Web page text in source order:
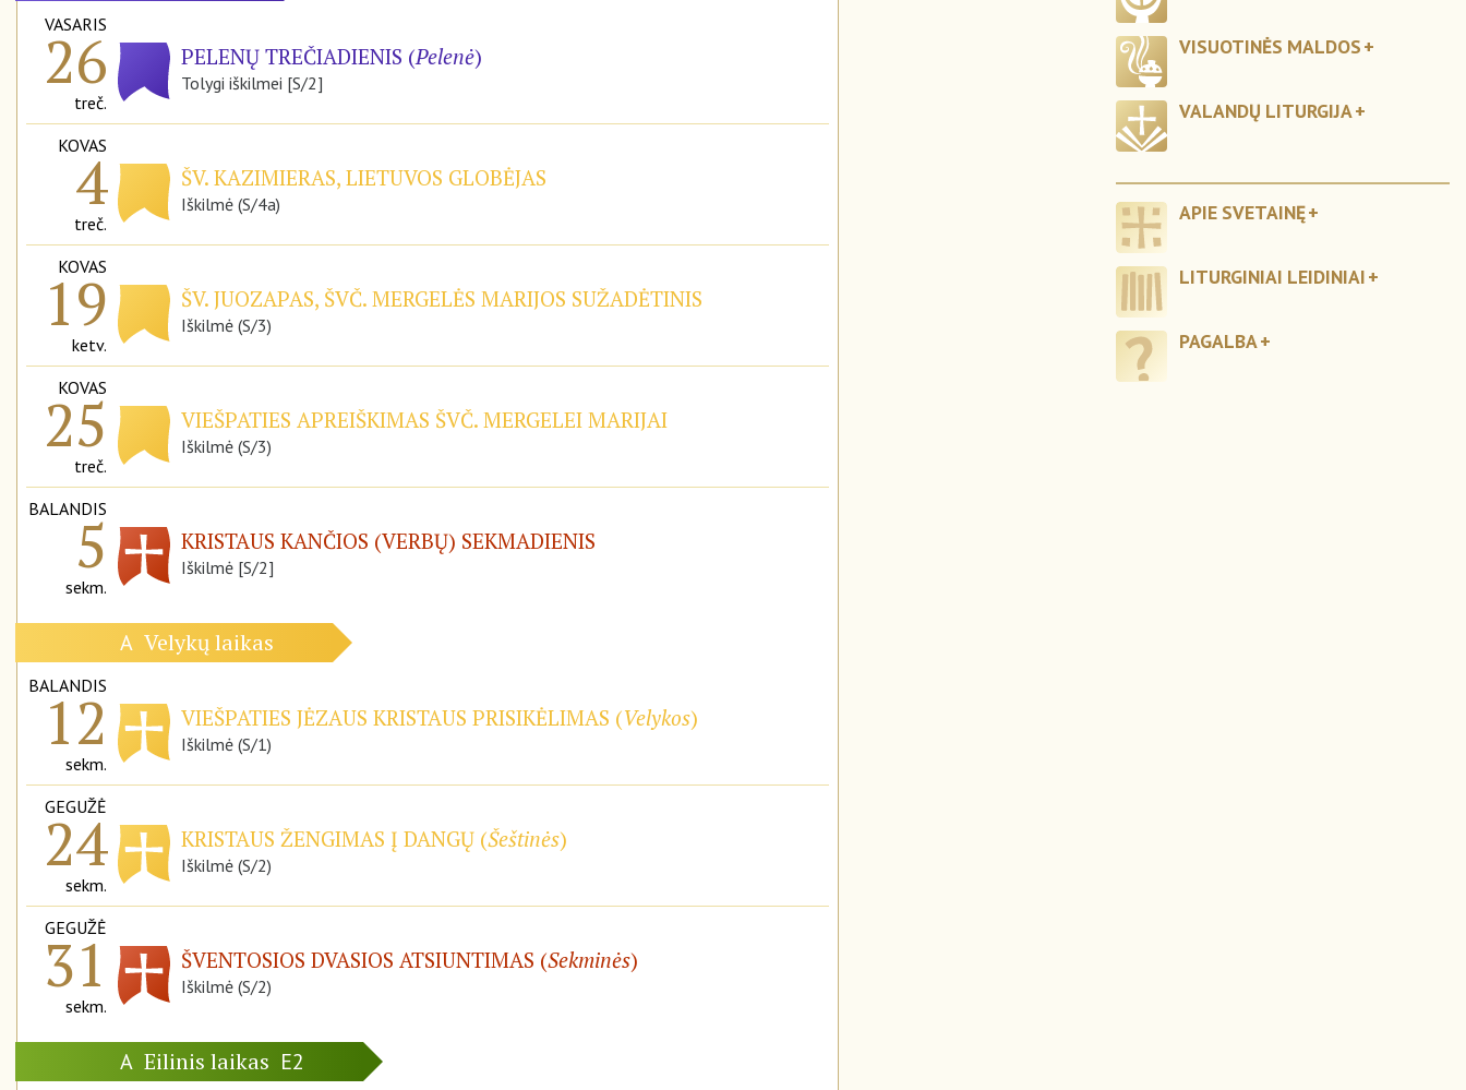
VASARIS
26
treč.
PELENŲ TREČIADIENIS (Pelenė)
Tolygi iškilmei [S/2]
KOVAS
4
treč.
ŠV. KAZIMIERAS, LIETUVOS GLOBĖJAS
Iškilmė (S/4a)
KOVAS
19
ketv.
ŠV. JUOZAPAS, ŠVČ. MERGELĖS MARIJOS SUŽADĖTINIS
Iškilmė (S/3)
KOVAS
25
treč.
VIEŠPATIES APREIŠKIMAS ŠVČ. MERGELEI MARIJAI
Iškilmė (S/3)
BALANDIS
5
sekm.
KRISTAUS KANČIOS (VERBŲ) SEKMADIENIS
Iškilmė [S/2]
A Velykų laikas
BALANDIS
12
sekm.
VIEŠPATIES JĖZAUS KRISTAUS PRISIKĖLIMAS (Velykos)
Iškilmė (S/1)
GEGUŽĖ
24
sekm.
KRISTAUS ŽENGIMAS Į DANGŲ (Šeštinės)
Iškilmė (S/2)
GEGUŽĖ
31
sekm.
ŠVENTOSIOS DVASIOS ATSIUNTIMAS (Sekminės)
Iškilmė (S/2)
A Eilinis laikas E2
VISUOTINĖS MALDOS
VALANDŲ LITURGIJA
APIE SVETAINĘ
LITURGINIAI LEIDINIAI
PAGALBA